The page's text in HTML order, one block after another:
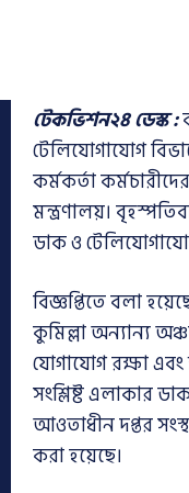
টেকভিশন২৪ ডেস্ক :
টেলিযোগাযোগ
কর্মকর্তা
মন্ত্রণালয়।
ডাক ও
বিজ্ঞপ্তিতে বলা
কুমিল্লা অন্যান্য
যোগাযোগ রক্ষা এবং
সংশ্লিষ্ট এলাকার
আওতাধীন দপ্তর
করা হয়েছে।